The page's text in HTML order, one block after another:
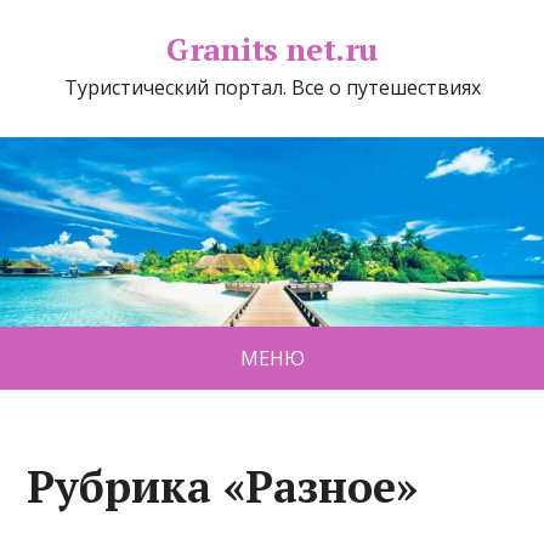
Granits net.ru
Туристический портал. Все о путешествиях
МЕНЮ
Рубрика «Разное»